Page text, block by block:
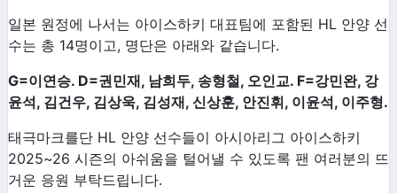
일본 원정에 나서는 아이스하키 대표팀에 포함된 HL 안양 선
수는 총 14명이고, 명단은 아래와 같습니다.
G=이연승. D=권민재, 남희두, 송형철, 오인교. F=강민완, 강
윤석, 김건우, 김상욱, 김성재, 신상훈, 안진휘, 이윤석, 이주형.
태극마크를단 HL 안양 선수들이 아시아리그 아이스하키
2025~26 시즌의 아쉬움을 털어낼 수 있도록 팬 여러분의 뜨
거운 응원 부탁드립니다.